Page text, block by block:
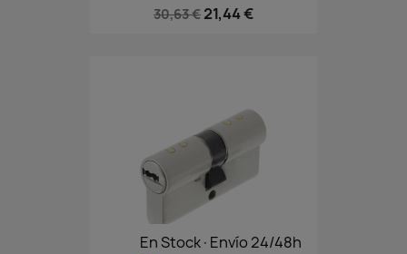
30,63 € 21,44 €
En Stock·Envío 24/48h